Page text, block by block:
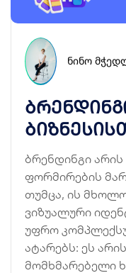
ᲜᲘᲜᲝ
ბრენდინგი
ფორმირების
თუმცა, ის
ვიზუალური
უფრო
ატარებს: ეს
მომხმარებელი